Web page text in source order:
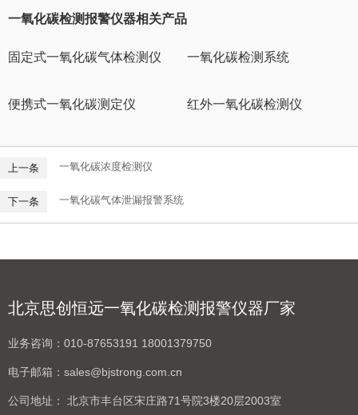
一氧化碳检测报警仪器相关产品
固定式一氧化碳气体检测仪 一氧化碳检测系统
便携式一氧化碳测定仪 红外一氧化碳检测仪
上一条 一氧化碳浓度检测仪
下一条 一氧化碳气体泄漏报警系统
北京思创恒远一氧化碳检测报警仪器厂家
业务咨询： 010-87653191 18001379750
电子邮箱： sales@bjstrong.com.cn
公司地址： 北京市丰台区宋庄路71号院3楼20层2003室